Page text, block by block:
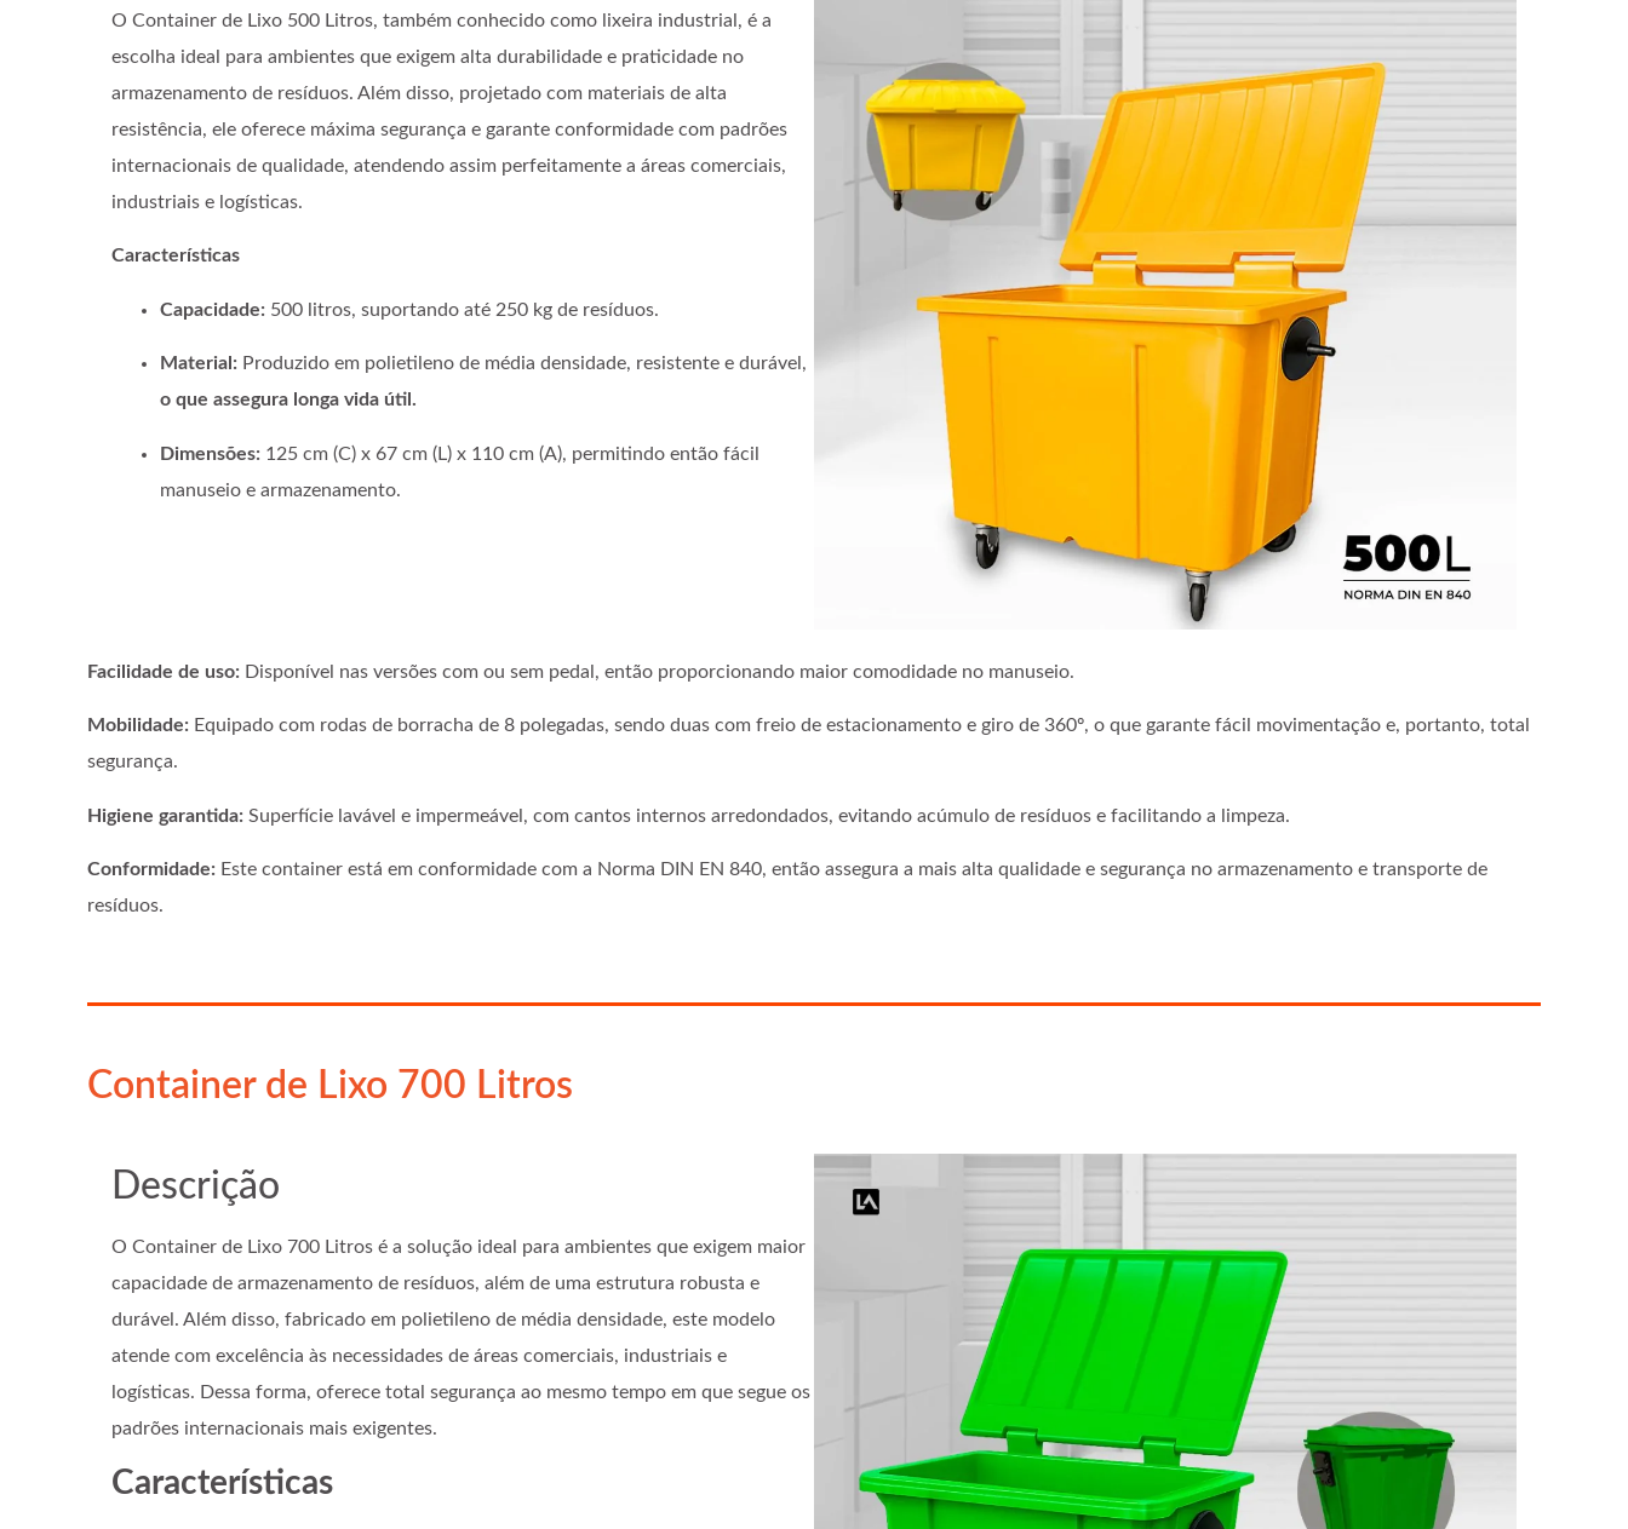
O Container de Lixo 500 Litros, também conhecido como lixeira industrial, é a
escolha ideal para ambientes que exigem alta durabilidade e praticidade no
armazenamento de resíduos. Além disso, projetado com materiais de alta
resistência, ele oferece máxima segurança e garante conformidade com padrões
internacionais de qualidade, atendendo assim perfeitamente a áreas comerciais,
industriais e logísticas.
Características
Capacidade: 500 litros, suportando até 250 kg de resíduos.
Material: Produzido em polietileno de média densidade, resistente e durável,
o que assegura longa vida útil.
Dimensões: 125 cm (C) x 67 cm (L) x 110 cm (A), permitindo então fácil
manuseio e armazenamento.
Facilidade de uso: Disponível nas versões com ou sem pedal, então proporcionando maior comodidade no manuseio.
Mobilidade: Equipado com rodas de borracha de 8 polegadas, sendo duas com freio de estacionamento e giro de 360º, o que garante fácil movimentação e, portanto, total
segurança.
Higiene garantida: Superfície lavável e impermeável, com cantos internos arredondados, evitando acúmulo de resíduos e facilitando a limpeza.
Conformidade: Este container está em conformidade com a Norma DIN EN 840, então assegura a mais alta qualidade e segurança no armazenamento e transporte de
resíduos.
Container de Lixo 700 Litros
Descrição
O Container de Lixo 700 Litros é a solução ideal para ambientes que exigem maior
capacidade de armazenamento de resíduos, além de uma estrutura robusta e
durável. Além disso, fabricado em polietileno de média densidade, este modelo
atende com excelência às necessidades de áreas comerciais, industriais e
logísticas. Dessa forma, oferece total segurança ao mesmo tempo em que segue os
padrões internacionais mais exigentes.
Características